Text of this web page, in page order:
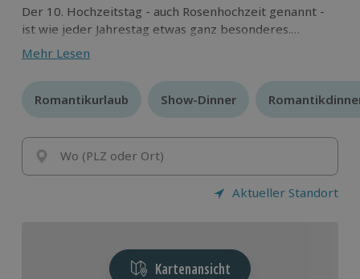
Der 10. Hochzeitstag - auch Rosenhochzeit genannt -
ist wie jeder Jahrestag etwas ganz besonderes.
Überrasche deinen Liebsten oder deine Liebste doch
Mal mit einem außergewöhnlichen Erlebnis! Jetzt
entdecken.
Mehr Lesen
Romantikurlaub
Romantikurlaub Show-Dinner
Show-Dinner
Wo (PLZ oder Ort)
Aktueller Standort
Kartenansicht